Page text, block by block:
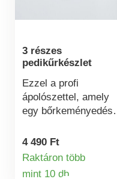
3 részes
pedikűrkészlet
Ezzel a profi
ápolószettel, amely
egy bőrkeményedés-
fémreszelőből áll,
könnyedén
4 490 Ft
Raktáron több
mint 10 db